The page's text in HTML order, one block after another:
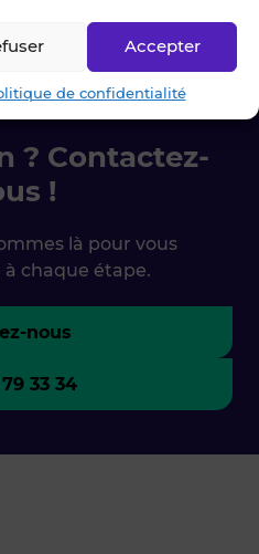
Accepter
de confidentialité
? Contactez-
!
là pour vous
chaque étape.
nous
33 34